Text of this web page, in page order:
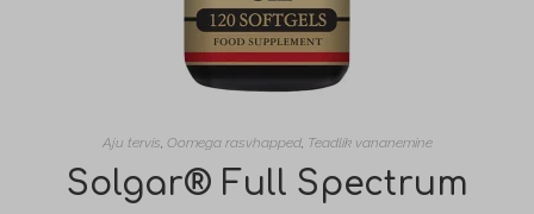
Aju tervis, Oomega rasvhapped, Teadlik vananemine
Solgar® Full Spectrum